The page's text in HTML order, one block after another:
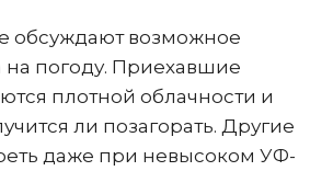
обсуждают возможное
на погоду. Приехавшие
плотной облачности и
ли позагорать. Другие
даже при невысоком УФ-